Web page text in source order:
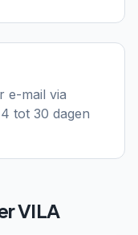
e-mail via
tot 30 dagen
VILA